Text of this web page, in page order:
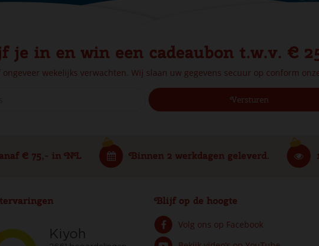
je in en win een cadeaubon t.w.v. €
wekelijks verwachten. Wij slaan uw gegevens secuur op conform
€ 75,- in NL Binnen 2 werkdagen geleverd.
Blijf op de hoogte
Volg ons op Facebook